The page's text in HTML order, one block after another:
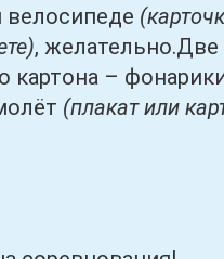
, желательно.Две
картона –
(плакат или